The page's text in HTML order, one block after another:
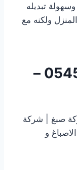
تبديله
ولكنه مع
0545935708 –
صبغ | شركة
و